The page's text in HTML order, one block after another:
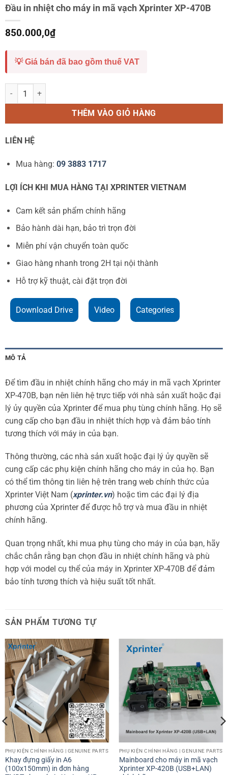
Đầu in nhiệt cho máy in mã vạch Xprinter XP-470B
850.000,0₫
💡 Giá bán đã bao gồm thuế VAT
Đầu in nhiệt cho máy in mã vạch Xprinter XP-470B số lượng
THÊM VÀO GIỎ HÀNG
LIÊN HỆ
Mua hàng: 09 3883 1717
LỢI ÍCH KHI MUA HÀNG TẠI XPRINTER VIETNAM
Cam kết sản phẩm chính hãng
Bảo hành dài hạn, bảo trì trọn đời
Miễn phí vận chuyển toàn quốc
Giao hàng nhanh trong 2H tại nội thành
Hỗ trợ kỹ thuật, cài đặt trọn đời
Download Drive Video Categories
MÔ TẢ
Để tìm đầu in nhiệt chính hãng cho máy in mã vạch Xprinter
XP-470B, bạn nên liên hệ trực tiếp với nhà sản xuất hoặc đại
lý ủy quyền của Xprinter để mua phụ tùng chính hãng. Họ sẽ
cung cấp cho bạn đầu in nhiệt thích hợp và đảm bảo tính
tương thích với máy in của bạn.
Thông thường, các nhà sản xuất hoặc đại lý ủy quyền sẽ
cung cấp các phụ kiện chính hãng cho máy in của họ. Bạn
có thể tìm thông tin liên hệ trên trang web chính thức của
Xprinter Việt Nam (xprinter.vn) hoặc tìm các đại lý địa
phương của Xprinter để được hỗ trợ và mua đầu in nhiệt
chính hãng.
Quan trọng nhất, khi mua phụ tùng cho máy in của bạn, hãy
chắc chắn rằng bạn chọn đầu in nhiệt chính hãng và phù
hợp với model cụ thể của máy in Xprinter XP-470B để đảm
bảo tính tương thích và hiệu suất tốt nhất.
SẢN PHẨM TƯƠNG TỰ
PHỤ KIỆN CHÍNH HÃNG | GENUINE PARTS
Khay đựng giấy in A6
(100x150mm) in đơn hàng
PHỤ KIỆN CHÍNH HÃNG | GENUINE PARTS
Mainboard cho máy in mã vạch
Xprinter XP-420B (USB+LAN)